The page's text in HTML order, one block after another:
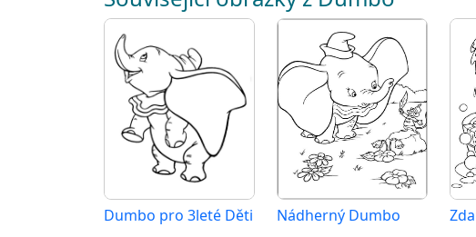
Dumbo pro 3leté Děti Nádherný Dumbo